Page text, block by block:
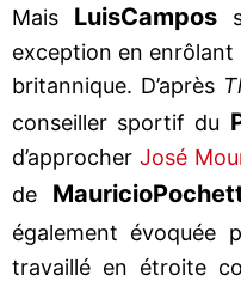
Mais LuisCampos
exception en enrôlant
britannique. D’après
conseiller sportif du
d’approcherJosé
de Mauricio
également évoquée
travaillé en étroite